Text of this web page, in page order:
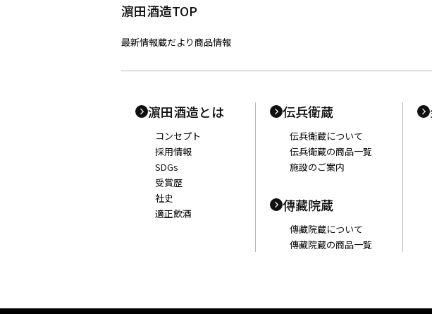
濵田酒造TOP
最新情報蔵だより 商品情報
濵田酒造とは
コンセプト
採用情報
SDGs
受賞歴
社史
適正飲酒
伝兵衛蔵
伝兵衛蔵について
伝兵衛蔵の商品一覧
施設のご案内
傳藏院蔵
傳藏院蔵について
傳藏院蔵の商品一覧